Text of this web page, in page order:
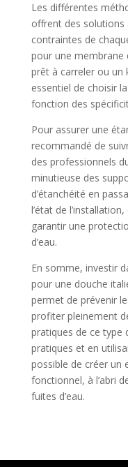
Les différentes
offrent des solutions
contraintes de
pour une membrane
prêt à carreler ou un
essentiel de choisir
fonction des
Pour assurer une
recommandé de
des professionnels
minutieuse des
d’étanchéité en
l’état de
garantir une
d’eau.
En somme, investir
pour une douche
permet de prévenir
profiter pleinement
pratiques de ce type
pratiques et en
possible de créer un
fonctionnel, à l’abri
fuites d’eau.